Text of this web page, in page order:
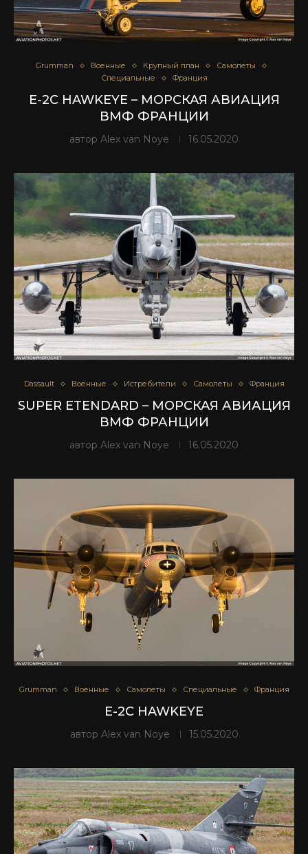
Grumman Военные Крупный план
Самолеты
Специальные
Франция
E-2C HAWKEYE – МОРСКАЯ АВИАЦИЯ
ВМФ ФРАНЦИИ
автор Alex van Noye 16.05.2020
Dassault Военные Истребители Самолеты Франция
SUPER ETENDARD – МОРСКАЯ АВИАЦИЯ
ВМФ ФРАНЦИИ
автор Alex van Noye 16.05.2020
Grumman Военные Самолеты Специальные Франция
E-2C HAWKEYE
автор Alex van Noye 15.05.2020